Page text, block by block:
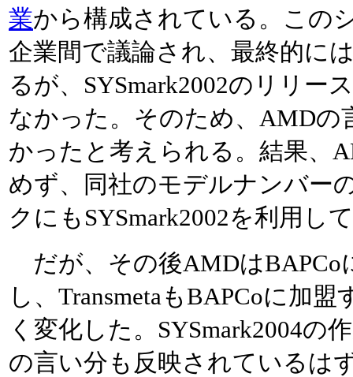
業から構成されている。この
企業間で議論され、最終的に
るが、SYSmark2002のリリー
なかった。そのため、AMDの
かったと考えられる。結果、
めず、同社のモデルナンバー
クにもSYSmark2002を利用し
だが、その後AMDはBAPCo
し、TransmetaもBAPCoに加
く変化した。SYSmark2004の
の言い分も反映されているは